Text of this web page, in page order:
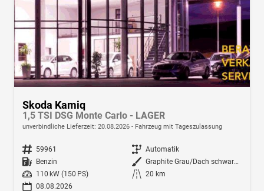
Skoda Kamiq
1,5 TSI DSG Monte Carlo - LAGER
unverbindliche Lieferzeit: 20.08.2026 Fahrzeug mit Tageszulassung
Fahrzeugnr. 59961 Getriebe Automatik
Kraftstoff Benzin Außenfarbe
Graphite Grau/Dach schwarz Metallic (5X1Z)
Leistung
110 kW (150 PS) Kilometerstand 20 km
08.08.2026